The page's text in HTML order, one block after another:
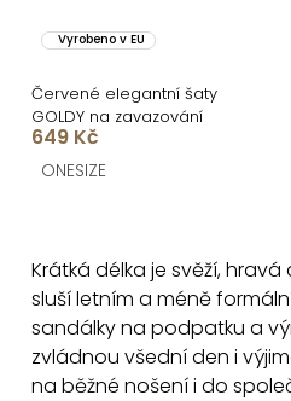
Vyrobeno v EU
Červené elegantní šaty
GOLDY na zavazování
649 Kč
ONESIZE
v
l
á
d
a
Krátká délka je svěží,
sluší letním a méně
sandálky na podpatku a
zvládnou všední den i
na běžné nošení i do